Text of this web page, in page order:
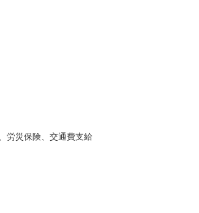
労災保険、交通費支給